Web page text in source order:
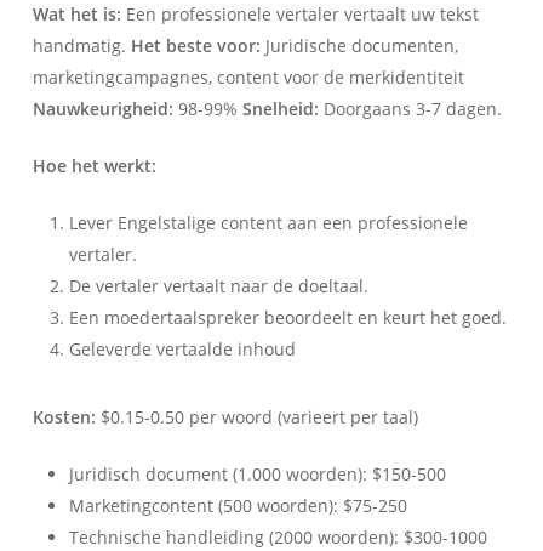
Wat het is: Een professionele vertaler vertaalt uw tekst
handmatig. Het beste voor: Juridische documenten,
marketingcampagnes, content voor de merkidentiteit
Nauwkeurigheid: 98-99% Snelheid: Doorgaans 3-7 dagen.
Hoe het werkt:
Lever Engelstalige content aan een professionele
vertaler.
De vertaler vertaalt naar de doeltaal.
Een moedertaalspreker beoordeelt en keurt het goed.
Geleverde vertaalde inhoud
Kosten: $0.15-0.50 per woord (varieert per taal)
Juridisch document (1.000 woorden): $150-500
Marketingcontent (500 woorden): $75-250
Technische handleiding (2000 woorden): $300-1000